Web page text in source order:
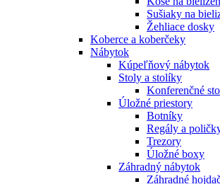
Sušiaky na
Žehliace dosky
Koberce a koberčeky
Nábytok
Kúpeľňový nábytok
Stoly a stolíky
Konferenčné
Úložné priestory
Botníky
Regály a
Trezory
Úložné boxy
Záhradný nábytok
Záhradné